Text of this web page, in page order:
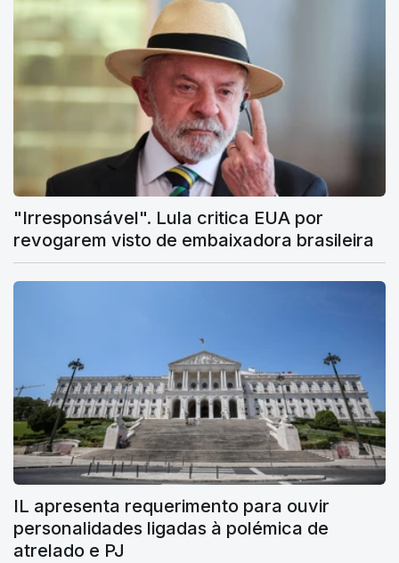
"Irresponsável". Lula critica EUA por
revogarem visto de embaixadora brasileira
IL apresenta requerimento para ouvir
personalidades ligadas à polémica de
atrelado e PJ